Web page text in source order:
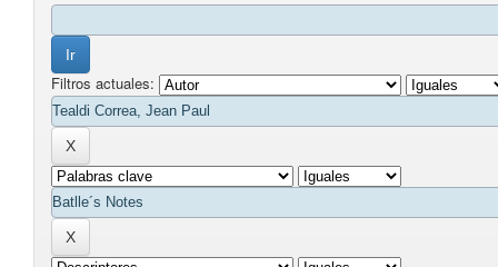
Filtros actuales: